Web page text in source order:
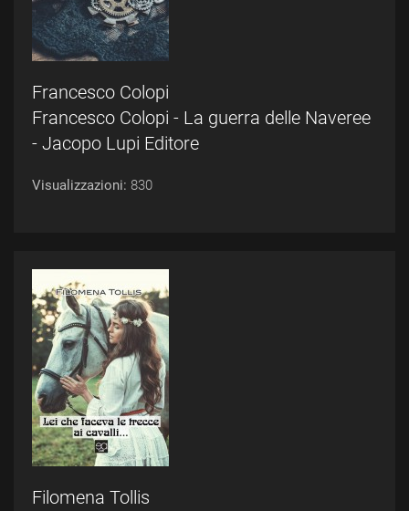
Francesco Colopi
Francesco Colopi - La guerra delle Naveree
- Jacopo Lupi Editore
Visualizzazioni: 830
Filomena Tollis